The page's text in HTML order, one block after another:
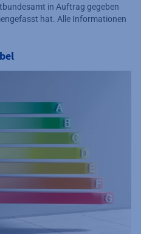
in Auftrag gegeben
hat. Alle Informationen